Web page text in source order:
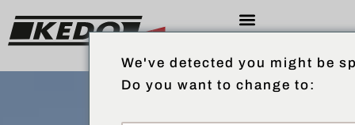
We've detected you might be
Do you want to change to: